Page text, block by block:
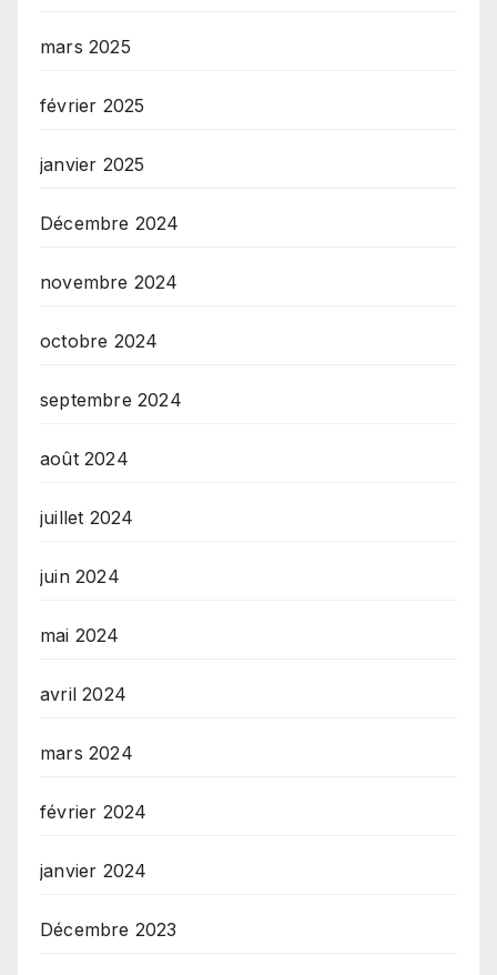
mars 2025
février 2025
janvier 2025
Décembre 2024
novembre 2024
octobre 2024
septembre 2024
août 2024
juillet 2024
juin 2024
mai 2024
avril 2024
mars 2024
février 2024
janvier 2024
Décembre 2023